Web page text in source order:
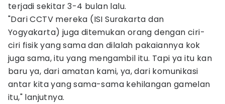
terjadi sekitar 3-4 bulan lalu.
"Dari CCTV mereka (ISI Surakarta dan
Yogyakarta) juga ditemukan orang dengan ciri-
ciri fisik yang sama dan dilalah pakaiannya kok
juga sama, itu yang mengambil itu. Tapi ya itu kan
baru ya, dari amatan kami, ya, dari komunikasi
antar kita yang sama-sama kehilangan gamelan
itu," lanjutnya.